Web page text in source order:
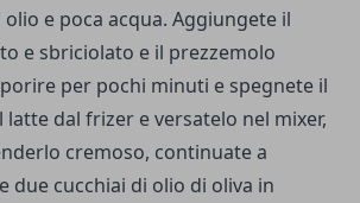
e poca acqua. Aggiungete il
e sbriciolato e il prezzemolo
per pochi minuti e spegnete il
latte dal frizer e versatelo nel mixer,
cremoso, continuate a
due cucchiai di olio di oliva in